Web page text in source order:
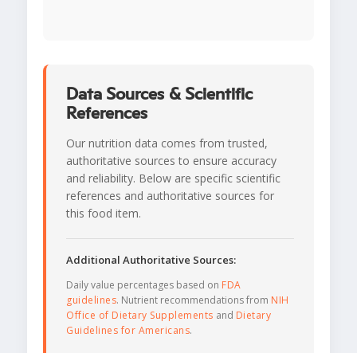
Data Sources & Scientific
References
Our nutrition data comes from trusted,
authoritative sources to ensure accuracy
and reliability. Below are specific scientific
references and authoritative sources for
this food item.
Additional Authoritative Sources:
Daily value percentages based on FDA
guidelines. Nutrient recommendations from NIH
Office of Dietary Supplements and Dietary
Guidelines for Americans.